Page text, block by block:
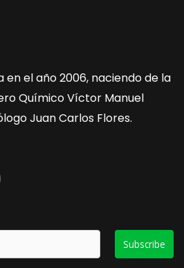
el año 2006, naciendo de la
Químico Víctor Manuel
Juan Carlos Flores.